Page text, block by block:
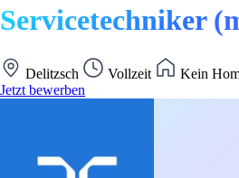
Servicetechniker
Delitzsch Vollzeit
Kein
Jetzt bewerben